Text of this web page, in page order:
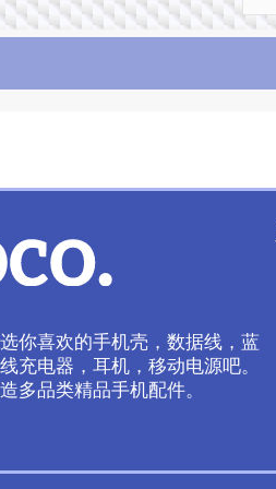
你喜欢的手机壳，数据线，蓝
充电器，耳机，移动电源吧。
多品类精品手机配件。